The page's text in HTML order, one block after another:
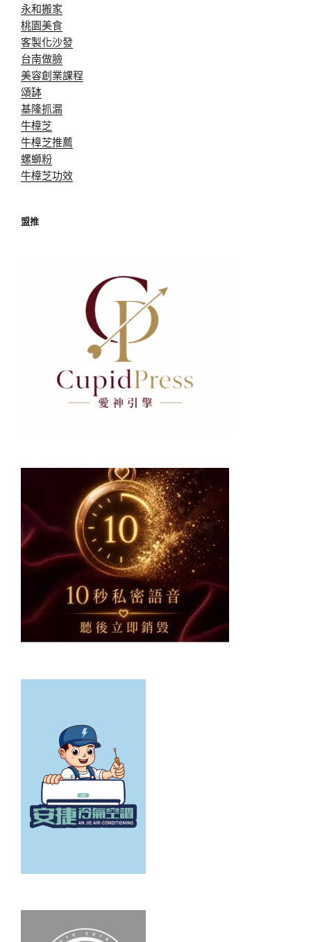
永和搬家
桃園美食
客製化沙發
台南做臉
美容創業課程
頌缽
基隆抓漏
牛樟芝
牛樟芝推薦
螺螄粉
牛樟芝功效
盟推